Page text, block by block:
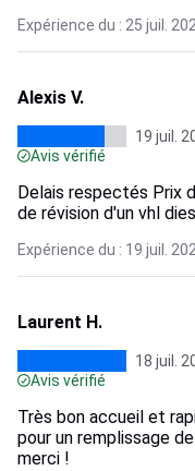
Expérience du : 25 juil.
Alexis V.
19 juil.
Avis vérifié
Delais respectés Prix
de révision d'un vhl
Expérience du : 19 juil.
Laurent H.
18 juil.
Avis vérifié
Très bon accueil et
pour un remplissage
merci !